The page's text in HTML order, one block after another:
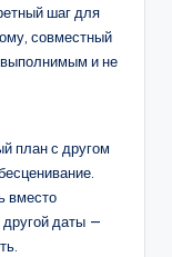
шаг для
совместный
и не
план с другом
вместо
даты —